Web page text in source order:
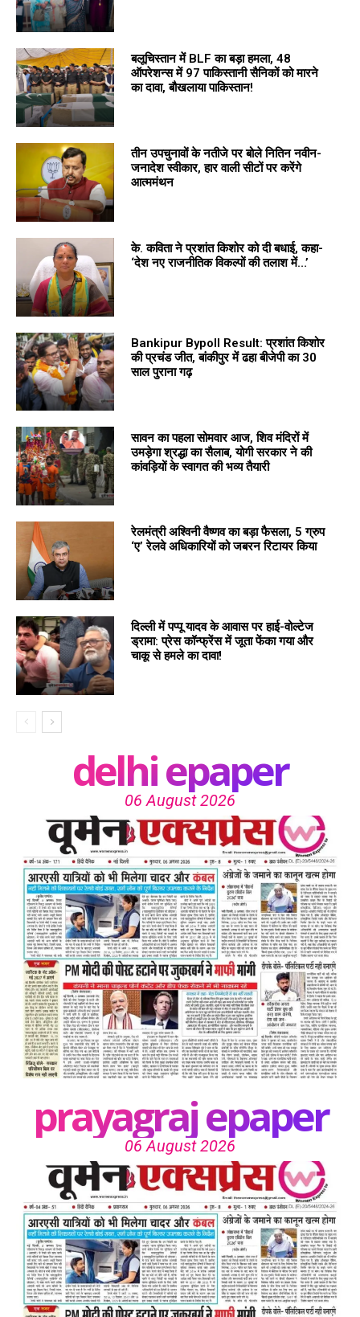
बलूचिस्तान में BLF का बड़ा हमला, 48
ऑपरेशन्स में 97 पाकिस्तानी सैनिकों को मारने
का दावा, बौखलाया पाकिस्तान!
तीन उपचुनावों के नतीजे पर बोले नितिन नवीन-
जनादेश स्वीकार, हार वाली सीटों पर करेंगे
आत्ममंथन
के. कविता ने प्रशांत किशोर को दी बधाई, कहा-
‘देश नए राजनीतिक विकल्पों की तलाश में…’
Bankipur Bypoll Result: प्रशांत किशोर
की प्रचंड जीत, बांकीपुर में ढहा बीजेपी का 30
साल पुराना गढ़
सावन का पहला सोमवार आज, शिव मंदिरों में
उमड़ेगा श्रद्धा का सैलाब, योगी सरकार ने की
कांवड़ियों के स्वागत की भव्य तैयारी
रेलमंत्री अश्विनी वैष्णव का बड़ा फैसला, 5 ग्रुप
‘ए’ रेलवे अधिकारियों को जबरन रिटायर किया
दिल्ली में पप्पू यादव के आवास पर हाई-वोल्टेज
ड्रामा: प्रेस कॉन्फ्रेंस में जूता फेंका गया और
चाकू से हमले का दावा!
delhi epaper
06 August 2026
prayagraj epaper
06 August 2026